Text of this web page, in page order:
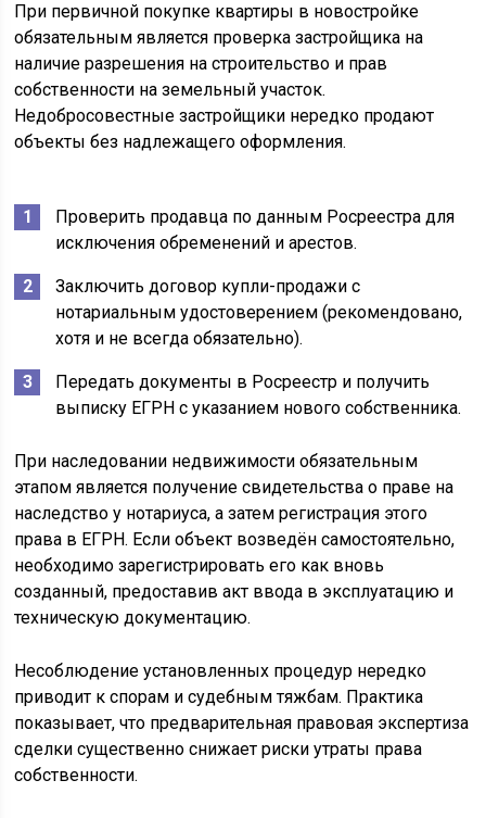
При первичной покупке квартиры в новостройке
обязательным является проверка застройщика на
наличие разрешения на строительство и прав
собственности на земельный участок.
Недобросовестные застройщики нередко продают
объекты без надлежащего оформления.
Проверить продавца по данным Росреестра для
исключения обременений и арестов.
Заключить договор купли-продажи с
нотариальным удостоверением (рекомендовано,
хотя и не всегда обязательно).
Передать документы в Росреестр и получить
выписку ЕГРН с указанием нового собственника.
При наследовании недвижимости обязательным
этапом является получение свидетельства о праве на
наследство у нотариуса, а затем регистрация этого
права в ЕГРН. Если объект возведён самостоятельно,
необходимо зарегистрировать его как вновь
созданный, предоставив акт ввода в эксплуатацию и
техническую документацию.
Несоблюдение установленных процедур нередко
приводит к спорам и судебным тяжбам. Практика
показывает, что предварительная правовая экспертиза
сделки существенно снижает риски утраты права
собственности.